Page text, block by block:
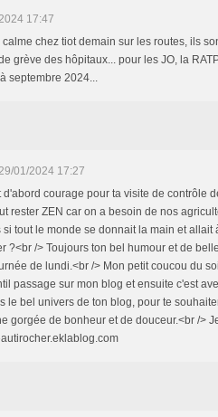
17:47
chez tiot demain sur les routes, ils
grève des hôpitaux... pour les JO, la
septembre 2024...
01/2024 17:27
d'abord courage pour ta visite de contrôle
rester ZEN car on a besoin de nos
tout le monde se donnait la main et allait
?<br /> Toujours ton bel humour et de
de lundi.<br /> Mon petit coucou du
passage sur mon blog et ensuite c'est
le bel univers de ton blog, pour te
gorgée de bonheur et de douceur.<br />